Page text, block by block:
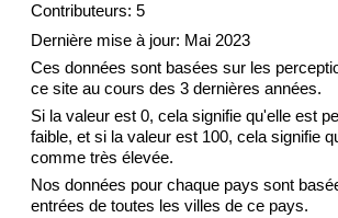
Contributeurs: 5
Dernière mise à jour: Mai 2023
Ces données sont basées sur les
ce site au cours des 3 dernières années.
Si la valeur est 0, cela signifie qu'elle est
faible, et si la valeur est 100, cela signifie
comme très élevée.
Nos données pour chaque pays sont
entrées de toutes les villes de ce pays.
Indice de Pollution (Actuel)
Indice de pollution
Indice de Pollution par Pays
Trafic